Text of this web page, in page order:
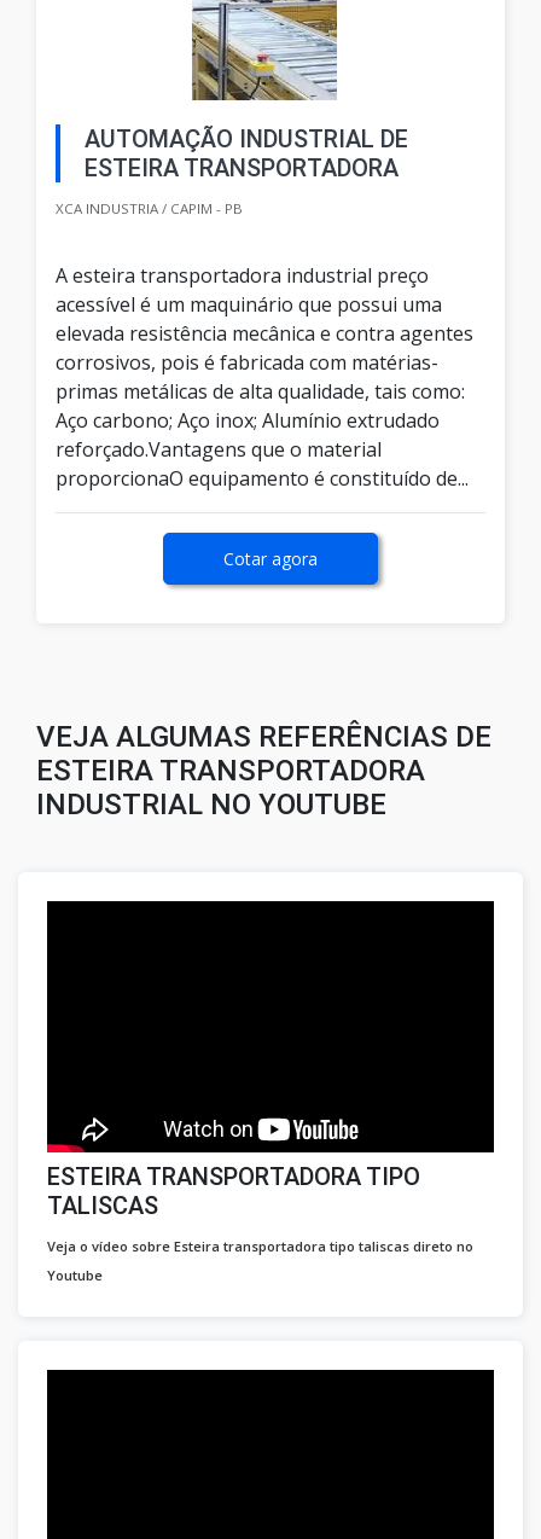
AUTOMAÇÃO INDUSTRIAL DE
ESTEIRA TRANSPORTADORA
XCA INDUSTRIA / CAPIM - PB
A esteira transportadora industrial preço
acessível é um maquinário que possui uma
elevada resistência mecânica e contra agentes
corrosivos, pois é fabricada com matérias-
primas metálicas de alta qualidade, tais como:
Aço carbono; Aço inox; Alumínio extrudado
reforçado.Vantagens que o material
proporcionaO equipamento é constituído de...
Cotar agora
VEJA ALGUMAS REFERÊNCIAS DE
ESTEIRA TRANSPORTADORA
INDUSTRIAL NO YOUTUBE
ESTEIRA TRANSPORTADORA TIPO
TALISCAS
Veja o vídeo sobre Esteira transportadora tipo taliscas direto no
Youtube